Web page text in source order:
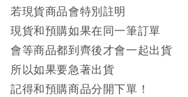
若現貨商品會特別註明
現貨和預購如果在同一筆訂單
會等商品都到齊後才會一起出貨
所以如果要急著出貨
記得和預購商品分開下單！